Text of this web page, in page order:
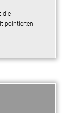
die
pointierten